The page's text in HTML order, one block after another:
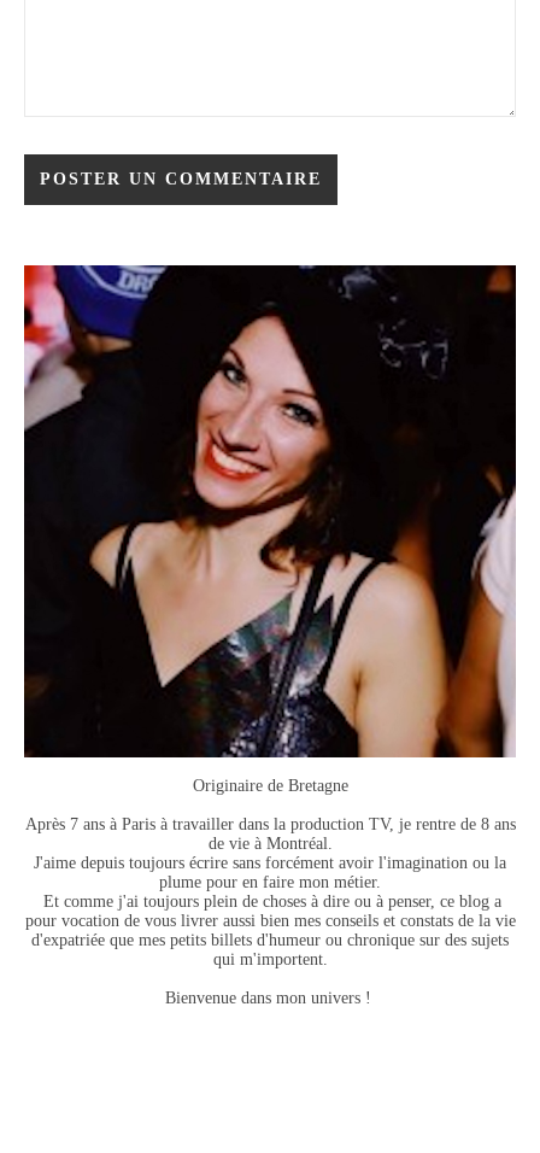
Originaire de Bretagne
Après 7 ans à Paris à travailler dans la production TV, je rentre de 8 ans
de vie à Montréal.
J'aime depuis toujours écrire sans forcément avoir l'imagination ou la
plume pour en faire mon métier.
Et comme j'ai toujours plein de choses à dire ou à penser, ce blog a
pour vocation de vous livrer aussi bien mes conseils et constats de la vie
d'expatriée que mes petits billets d'humeur ou chronique sur des sujets
qui m'importent.
Bienvenue dans mon univers !